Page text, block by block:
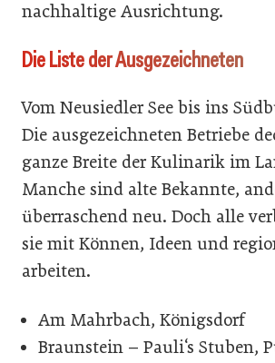
nachhaltige Ausrichtung.
Die Liste der Ausgezeichneten
Vom Neusiedler See bis ins
Die ausgezeichneten Betriebe
ganze Breite der Kulinarik im
Manche sind alte Bekannte,
überraschend neu. Doch alle
sie mit Können, Ideen und
arbeiten.
Am Mahrbach, Königsdorf
Braunstein – Pauli‘s Stuben,